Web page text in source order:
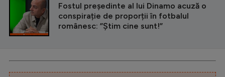
Fostul președinte al lui Dinamo acuză o
conspirație de proporții în fotbalul
românesc: ”Știm cine sunt!”